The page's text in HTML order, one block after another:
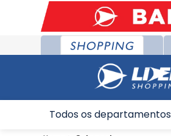
Todos os departamentos